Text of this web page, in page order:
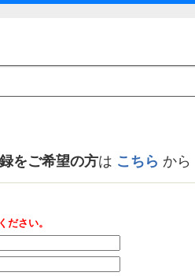
をご希望の方は こちら から
さい。